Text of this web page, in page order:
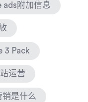
ads附加信息
3 Pack
运营
销是什么